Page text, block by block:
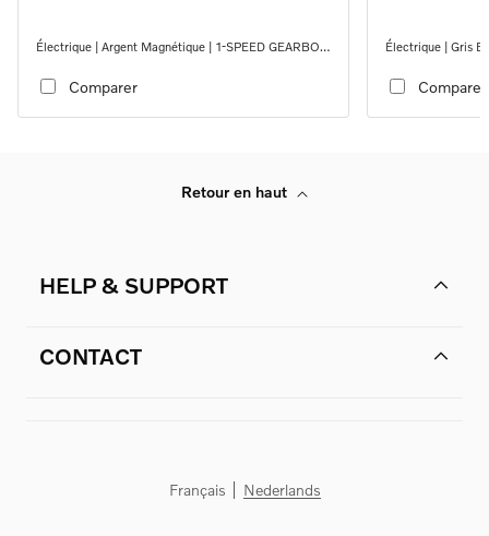
Électrique | Argent Magnétique | 1-SPEED GEARBOX
Comparer
Électrique | Gris
Comparer
Retour en haut
HELP & SUPPORT
CONTACT
Français Nederlands